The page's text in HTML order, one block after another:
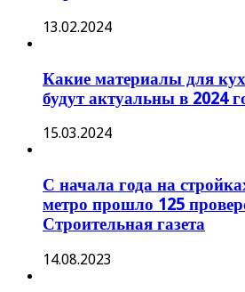
13.02.2024
Какие материалы для
будут актуальны в 2024
15.03.2024
С начала года на
метро прошло 125
Строительная газета
14.08.2023